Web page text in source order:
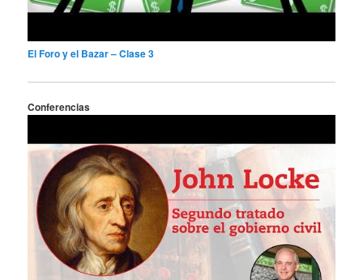
El Foro y el Bazar – Clase 3
Conferencias